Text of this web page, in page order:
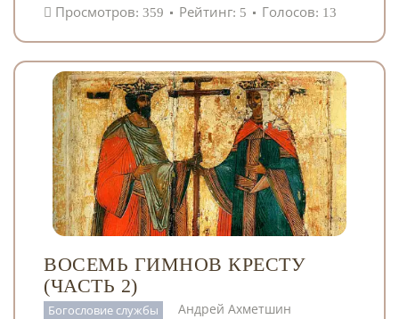
Просмотров: 359 Рейтинг: 5 Голосов: 13
ВОСЕМЬ ГИМНОВ КРЕСТУ
(ЧАСТЬ 2)
Богословие службы Андрей Ахметшин